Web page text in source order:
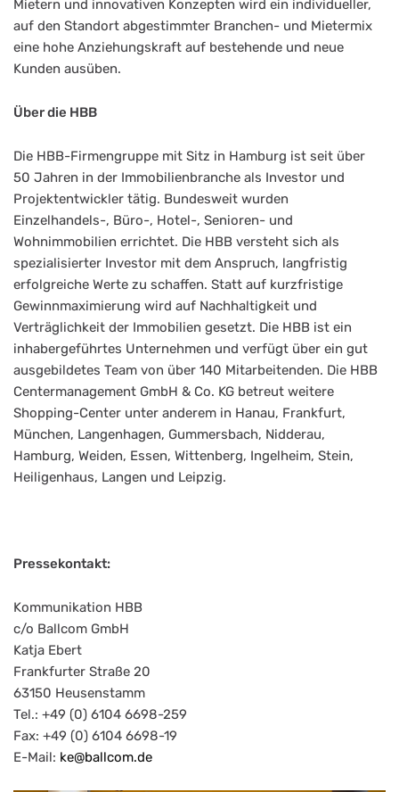
Mietern und innovativen Konzepten wird ein individueller,
auf den Standort abgestimmter Branchen- und Mietermix
eine hohe Anziehungskraft auf bestehende und neue
Kunden ausüben.
Über die HBB
Die HBB-Firmengruppe mit Sitz in Hamburg ist seit über
50 Jahren in der Immobilienbranche als Investor und
Projektentwickler tätig. Bundesweit wurden
Einzelhandels-, Büro-, Hotel-, Senioren- und
Wohnimmobilien errichtet. Die HBB versteht sich als
spezialisierter Investor mit dem Anspruch, langfristig
erfolgreiche Werte zu schaffen. Statt auf kurzfristige
Gewinnmaximierung wird auf Nachhaltigkeit und
Verträglichkeit der Immobilien gesetzt. Die HBB ist ein
inhabergeführtes Unternehmen und verfügt über ein gut
ausgebildetes Team von über 140 Mitarbeitenden. Die HBB
Centermanagement GmbH & Co. KG betreut weitere
Shopping-Center unter anderem in Hanau, Frankfurt,
München, Langenhagen, Gummersbach, Nidderau,
Hamburg, Weiden, Essen, Wittenberg, Ingelheim, Stein,
Heiligenhaus, Langen und Leipzig.
Pressekontakt:
Kommunikation HBB
c/o Ballcom GmbH
Katja Ebert
Frankfurter Straße 20
63150 Heusenstamm
Tel.: +49 (0) 6104 6698-259
Fax: +49 (0) 6104 6698-19
E-Mail: ke@ballcom.de